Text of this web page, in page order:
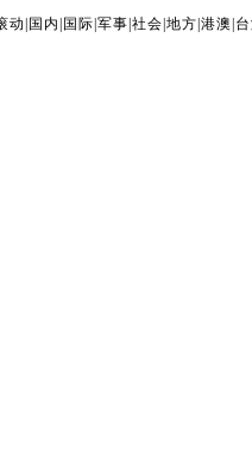
动 国内 国际 军事 社会 地方 港澳